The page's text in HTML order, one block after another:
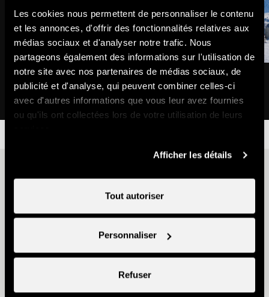
Les cookies nous permettent de personnaliser le contenu
et les annonces, d'offrir des fonctionnalités relatives aux
médias sociaux et d'analyser notre trafic. Nous
partageons également des informations sur l'utilisation de
notre site avec nos partenaires de médias sociaux, de
publicité et d'analyse, qui peuvent combiner celles-ci
avec d'autres informations que vous leur avez fournies
ou qu'ils ont collectées lors de votre utilisation de leurs
Afficher les détails
Tout autoriser
Personnaliser
Refuser
Jardin des neiges de Tracouet
Remontées mécaniques
Bar du Lac
Petite restauration
D'autres idées